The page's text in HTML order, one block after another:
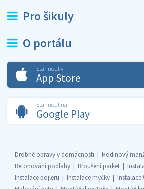
Pro šikuly
O portálu
Stáhnout v
App Store
Stáhnout na
Google Play
Drobné opravy v domácnosti
Hodinový
Betonování podlahy
Broušení parket
Instalace bojleru
Instalace myčky Instalace